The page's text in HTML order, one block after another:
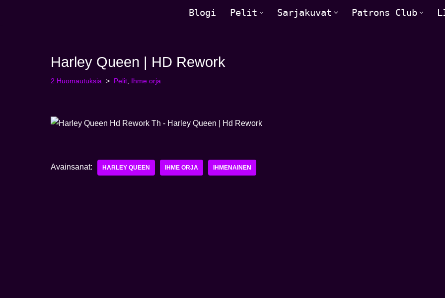
Blogi Pelit Sarjakuvat Patrons Club
Harley Queen | HD Rework
2 Huomautuksia Pelit Ihme orja
Avainsanat: HARLEY QUEEN IHME ORJA IHMENAINEN